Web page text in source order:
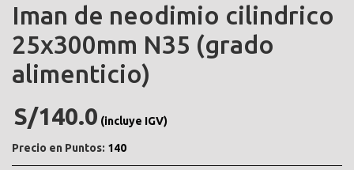
Iman de neodimio cilindrico
25x300mm N35 (grado
alimenticio)
S/140.0 (incluye IGV)
Precio en Puntos: 140